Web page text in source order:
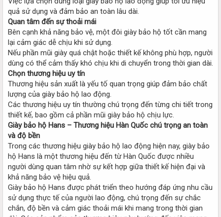
quả sử dụng và đảm bảo an toàn lâu dài.
Quan tâm đến sự thoải mái
Bên cạnh khả năng bảo vệ, một đôi giày bảo hộ tốt cần mang
lại cảm giác dễ chịu khi sử dụng.
Nếu phần mũi giày quá chật hoặc thiết kế không phù hợp, người
dùng có thể cảm thấy khó chịu khi di chuyển trong thời gian dài.
Chọn thương hiệu uy tín
Thương hiệu sản xuất là yếu tố quan trọng giúp đảm bảo chất
lượng của giày bảo hộ lao động.
Các thương hiệu uy tín thường chú trọng đến từng chi tiết trong
thiết kế, bao gồm cả phần mũi giày bảo hộ chịu lực.
Giày bảo hộ Hans – Thương hiệu Hàn Quốc chú trọng an toàn
và độ bền
Trong các thương hiệu giày bảo hộ lao động hiện nay, giày bảo
hộ Hans là một thương hiệu đến từ Hàn Quốc được nhiều
người dùng quan tâm nhờ sự kết hợp giữa thiết kế hiện đại và
khả năng bảo vệ hiệu quả.
Giày bảo hộ Hans được phát triển theo hướng đáp ứng nhu cầu
sử dụng thực tế của người lao động, chú trọng đến sự chắc
chắn, độ bền và cảm giác thoải mái khi mang trong thời gian